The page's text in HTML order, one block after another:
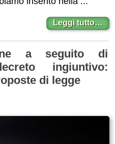
Leggi tutto…
a seguito di
ingiuntivo:
di legge